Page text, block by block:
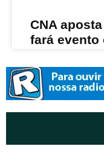
CNA
fará evento